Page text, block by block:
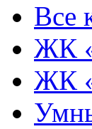
Все
ЖК
ЖК